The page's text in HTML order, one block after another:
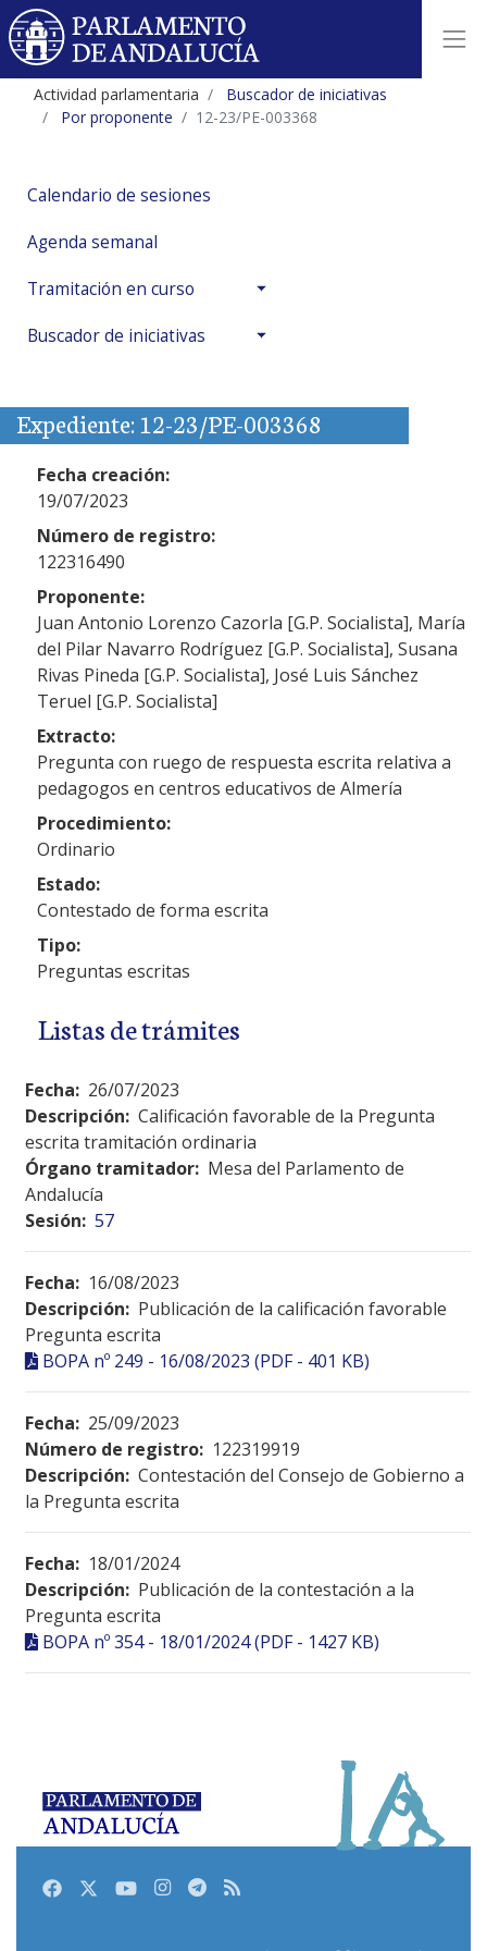
Actividad parlamentaria
Buscador de iniciativas
Por proponente
12-23/PE-003368
Calendario de sesiones
Agenda semanal
Tramitación en curso
Buscador de iniciativas
Expediente: 12-23/PE-003368
Fecha creación:
19/07/2023
Número de registro:
122316490
Proponente:
Juan Antonio Lorenzo Cazorla [G.P. Socialista], María
del Pilar Navarro Rodríguez [G.P. Socialista], Susana
Rivas Pineda [G.P. Socialista], José Luis Sánchez
Teruel [G.P. Socialista]
Extracto:
Pregunta con ruego de respuesta escrita relativa a
pedagogos en centros educativos de Almería
Procedimiento:
Ordinario
Estado:
Contestado de forma escrita
Tipo:
Preguntas escritas
Listas de trámites
Fecha: 26/07/2023
Descripción: Calificación favorable de la Pregunta
escrita tramitación ordinaria
Órgano tramitador: Mesa del Parlamento de
Andalucía
Sesión: 57
Fecha: 16/08/2023
Descripción: Publicación de la calificación favorable
Pregunta escrita
BOPA nº 249 - 16/08/2023 (PDF - 401 KB)
Fecha: 25/09/2023
Número de registro: 122319919
Descripción: Contestación del Consejo de Gobierno a
la Pregunta escrita
Fecha: 18/01/2024
Descripción: Publicación de la contestación a la
Pregunta escrita
BOPA nº 354 - 18/01/2024 (PDF - 1427 KB)
FacebookTwitterYoutubeInstagram
Telegram
RSS